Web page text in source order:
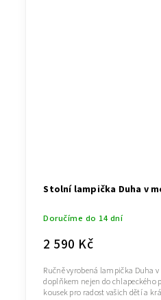
Stolní lampička Duha v
Doručíme do 14 dní
2 590 Kč
Ručně vyrobená lampička Duha
doplňkem nejen do chlapeckého
kousek pro radost vašich dětí a